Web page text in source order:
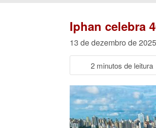
Iphan celebra
13 de dezembro de
2 minutos de leitura